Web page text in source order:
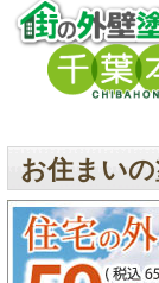
お住まい